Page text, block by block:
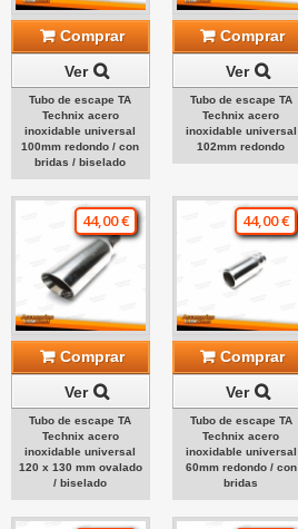
Comprar
Ver
Tubo de escape TA
Technix acero
inoxidable universal
100mm redondo / con
bridas / biselado
Comprar
Ver
Tubo de escape TA
Technix acero
inoxidable universal
102mm redondo
44,00 €
Comprar
Ver
Tubo de escape TA
Technix acero
inoxidable universal
120 x 130 mm ovalado
/ biselado
44,00 €
Comprar
Ver
Tubo de escape TA
Technix acero
inoxidable universal
60mm redondo / con
bridas